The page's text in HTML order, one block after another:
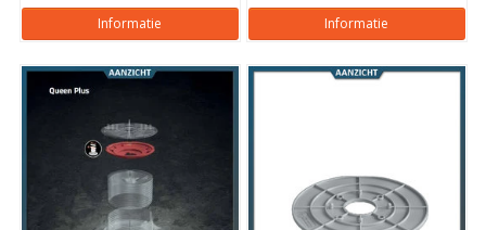
Informatie Informatie